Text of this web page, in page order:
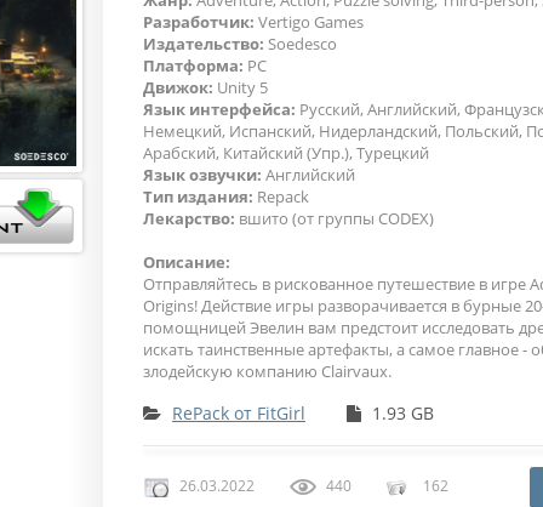
Разработчик: Vertigo Games
Издательство: Soedesco
Платформа: PC
Движок: Unity 5
Язык интерфейса: Русский, Английский,
Немецкий, Испанский, Нидерландский, Польский,
Арабский, Китайский (Упр.), Турецкий
Язык озвучки: Английский
Тип издания: Repack
Лекарство: вшито (от группы CODEX)
Описание:
Отправляйтесь в рискованное путешествие в игре
Origins! Действие игры разворачивается в бурные
помощницей Эвелин вам предстоит исследовать
искать таинственные артефакты, а самое главное -
злодейскую компанию Clairvaux.
RePack от FitGirl 1.93 GB
26.03.2022 440 162